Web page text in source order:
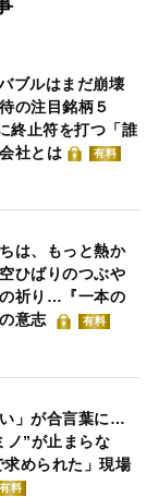
ブルはまだ崩壊
の注目銘柄５
終止符を打つ「誰
社とは
有料
は、もっと熱か
ひばりのつぶや
祈り…『一本の
意志
有料
い」が合言葉に…
ノ”が止まらな
められた」現場
有料